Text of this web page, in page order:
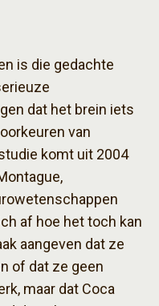
is die gedachte
dat het brein iets
van
komt uit 2004
af hoe het toch kan
aangeven dat ze
of dat ze geen
maar dat Coca